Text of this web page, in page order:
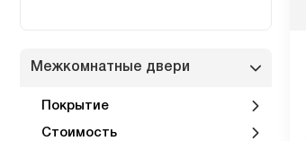
Межкомнатные двери
Покрытие
Стоимость